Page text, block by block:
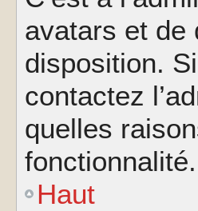
avatars et de
disposition.
contactez
quelles
fonctionnalité.
Haut